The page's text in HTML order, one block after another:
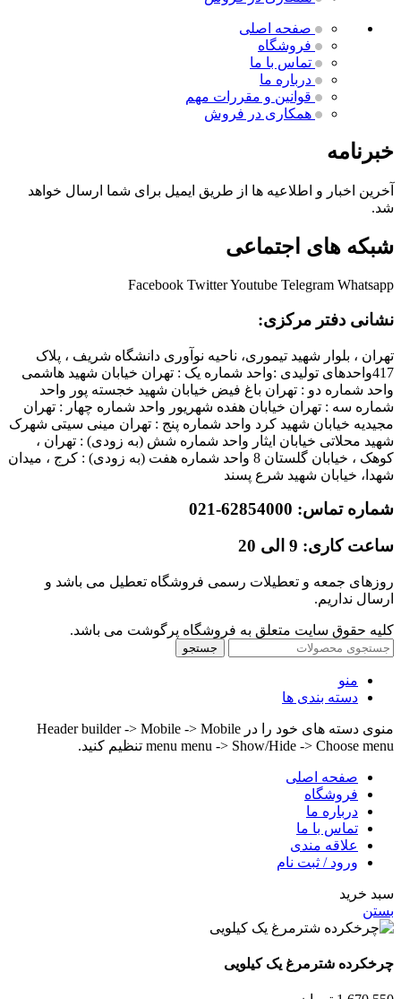
صفحه اصلی
فروشگاه
تماس با ما
درباره ما
قوانین و مقررات مهم
همکاری در فروش
خبرنامه
آخرین اخبار و اطلاعیه ها از طریق ایمیل برای شما ارسال خواهد
شد.
شبکه های اجتماعی
Facebook TwitterYoutube Telegram Whatsapp
نشانی دفتر مرکزی:
تهران ، بلوار شهید تیموری، ناحیه نوآوری دانشگاه شریف ، پلاک
417واحدهای تولیدی :واحد شماره یک : تهران خیابان شهید هاشمی
واحد شماره دو : تهران باغ فیض خیابان شهید خجسته پور واحد
شماره سه : تهران خیابان هفده شهریور واحد شماره چهار : تهران
مجیدیه خیابان شهید کرد واحد شماره پنج : تهران مینی سیتی شهرک
شهید محلاتی خیابان ایثار واحد شماره شش (به زودی) : تهران ،
کوهک ، خیابان گلستان 8 واحد شماره هفت (به زودی) : کرج ، میدان
شهدا، خیابان شهید شرع پسند
شماره تماس: 62854000-021
ساعت کاری: 9 الی 20
روزهای جمعه و تعطیلات رسمی فروشگاه تعطیل می باشد و
ارسال نداریم.
کلیه حقوق سایت متعلق به فروشگاه پرگوشت می باشد.
جستجو
منو
دسته بندی ها
منوی دسته های خود را در Header builder -> Mobile -> Mobile
menu menu -> Show/Hide -> Choose menu تنظیم کنید.
صفحه اصلی
فروشگاه
درباره ما
تماس با ما
علاقه مندی
ورود / ثبت نام
سبد خرید
بستن
چرخکرده شترمرغ یک کیلویی